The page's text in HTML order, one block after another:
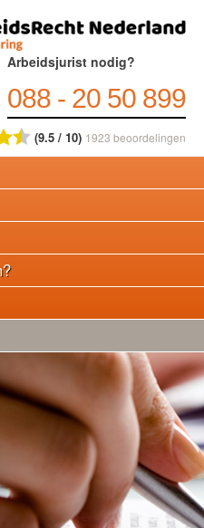
Arbeidsjurist nodig?
088 - 20 50 899
(9.5 / 10) 1923 beoordelingen